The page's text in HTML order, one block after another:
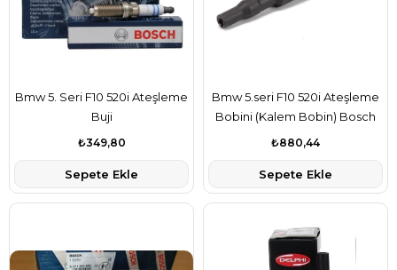
Bmw 5. Seri F10 520i Ateşleme
Buji
₺349,80
Sepete Ekle
Bmw 5.seri F10 520i Ateşleme
Bobini (Kalem Bobin) Bosch
Marka
₺880,44
Sepete Ekle